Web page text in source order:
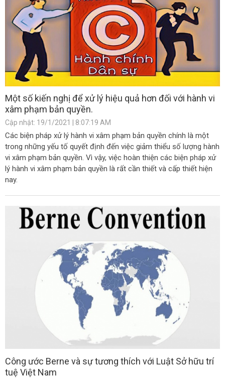
Một số kiến nghị để xử lý hiệu quả hơn đối với hành vi
xâm phạm bản quyền.
Cập nhật: 19/1/2021 | 8:07:19 AM
Các biện pháp xử lý hành vi xâm phạm bản quyền chính là một
trong những yếu tố quyết định đến việc giảm thiểu số lượng hành
vi xâm phạm bản quyền. Vì vậy, việc hoàn thiện các biện pháp xử
lý hành vi xâm phạm bản quyền là rất cần thiết và cấp thiết hiện
nay.
Công ước Berne và sự tương thích với Luật Sở hữu trí
tuệ Việt Nam